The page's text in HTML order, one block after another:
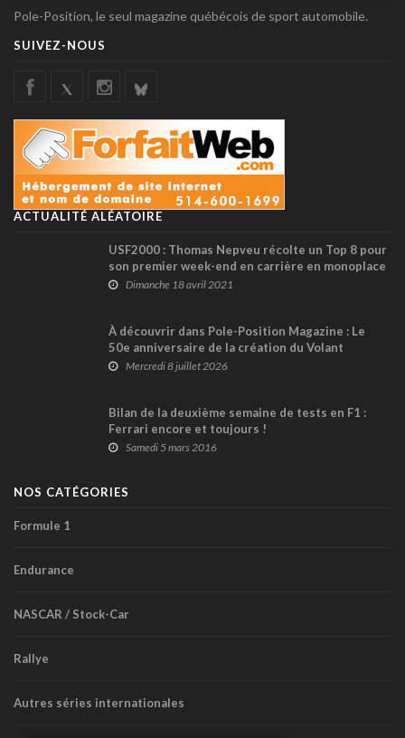
Pole-Position, le seul magazine québécois de sport automobile.
SUIVEZ-NOUS
ACTUALITÉ ALÉATOIRE
USF2000 : Thomas Nepveu récolte un Top 8 pour
son premier week-end en carrière en monoplace
! (+ vidéos)
Dimanche 18 avril 2021
À découvrir dans Pole-Position Magazine : Le
50e anniversaire de la création du Volant
québécois !
Mercredi 8 juillet 2026
Bilan de la deuxième semaine de tests en F1 :
Ferrari encore et toujours !
Samedi 5 mars 2016
NOS CATÉGORIES
Formule 1
Endurance
NASCAR / Stock-Car
Rallye
Autres séries internationales